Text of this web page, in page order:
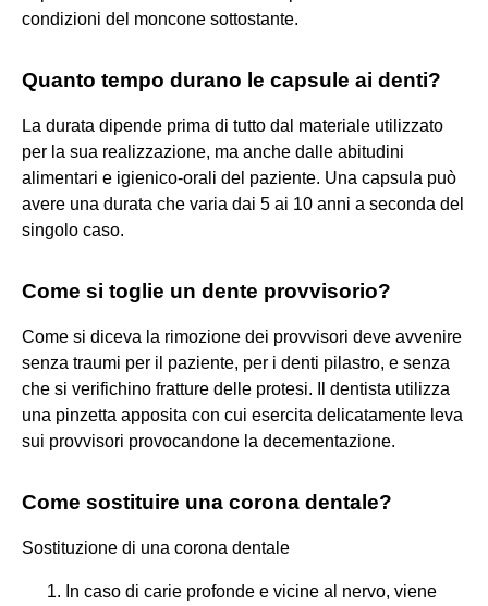
condizioni del moncone sottostante.
Quanto tempo durano le capsule ai denti?
La durata dipende prima di tutto dal materiale utilizzato
per la sua realizzazione, ma anche dalle abitudini
alimentari e igienico-orali del paziente. Una capsula può
avere una durata che varia dai 5 ai 10 anni a seconda del
singolo caso.
Come si toglie un dente provvisorio?
Come si diceva la rimozione dei provvisori deve avvenire
senza traumi per il paziente, per i denti pilastro, e senza
che si verifichino fratture delle protesi. Il dentista utilizza
una pinzetta apposita con cui esercita delicatamente leva
sui provvisori provocandone la decementazione.
Come sostituire una corona dentale?
Sostituzione di una corona dentale
In caso di carie profonde e vicine al nervo, viene